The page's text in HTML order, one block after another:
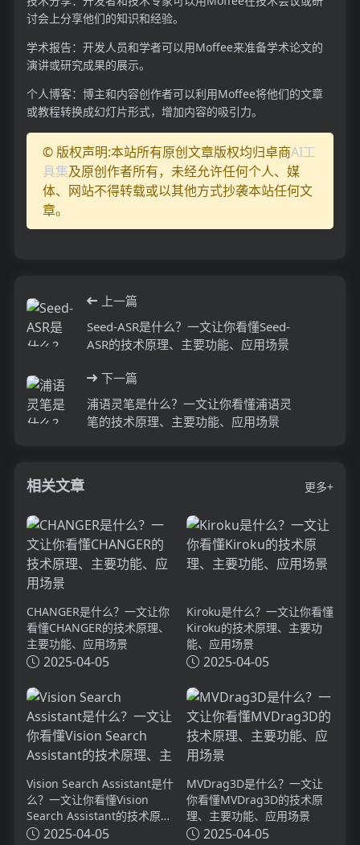
讨会上分享他们的知识和经验。
学术报告：开发人员和学者可以用Moffee来准备学术论文的
演讲或研究成果的展示。
个人博客：博主和内容创作者可以利用Moffee将他们的文章
或教程转换成幻灯片形式，增加内容的吸引力。
© 版权声明:本站所有原创文章版权均归卓商AI工
具集及原创作者所有，未经允许任何个人、媒
体、网站不得转载或以其他方式抄袭本站任何文
章。
上一篇
Seed-ASR是什么？一文让你看懂Seed-
ASR的技术原理、主要功能、应用场景
下一篇
浦语灵笔是什么？一文让你看懂浦语灵
笔的技术原理、主要功能、应用场景
相关文章 更多+
CHANGER是什么？一文让你
看懂CHANGER的技术原理、
主要功能、应用场景
2025-04-05
Kiroku是什么？一文让你看懂
Kiroku的技术原理、主要功
能、应用场景
2025-04-05
Vision Search Assistant是什
么？一文让你看懂Vision
Search Assistant的技术原
理、主要功能、应用场景
2025-04-05
MVDrag3D是什么？一文让
你看懂MVDrag3D的技术原
理、主要功能、应用场景
2025-04-05